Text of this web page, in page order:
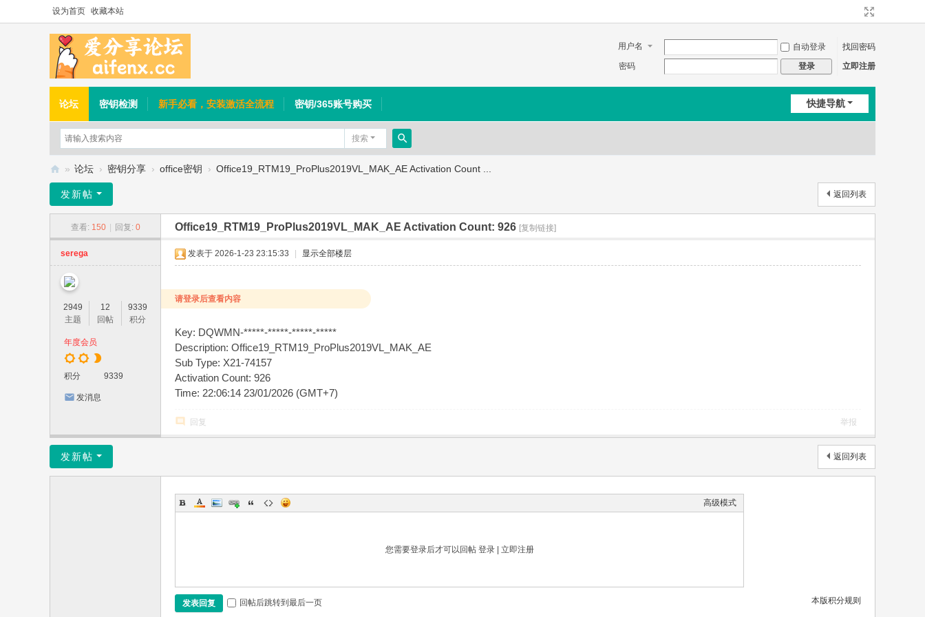
设为首页 收藏本站
用户名 自动登录
找回密码
密码
登录 立即注册
快捷导航
论坛 密钥检测 新手必看，安装激活全流程 密钥/365账号购买
搜索
搜
索
分
坛
» 论坛 › 密钥分享 › office密钥 › Office19_RTM19_ProPlus2019VL_MAK_AE Activation Count ...
返回列表
发新帖
查看: 150 回复: 0 Office19_RTM19_ProPlus2019VL_MAK_AE Activation Count: 926 [复制链接]
serega
2949
主题
12
回帖
9339
积分
年度会员
积分 9339
发消息
发表于 2026-1-23 23:15:33 显示全部楼层
请登录后查看内容
Key: DQWMN-*****-*****-*****-*****
Description: Office19_RTM19_ProPlus2019VL_MAK_AE
Sub Type: X21-74157
Activation Count: 926
Time: 22:06:14 23/01/2026 (GMT+7)
回复 举报
返回列表
发新帖
高级模式
您需要登录后才可以回帖 登录| 立即注册
本版积分规则
发表回复 回帖后跳转到最后一页